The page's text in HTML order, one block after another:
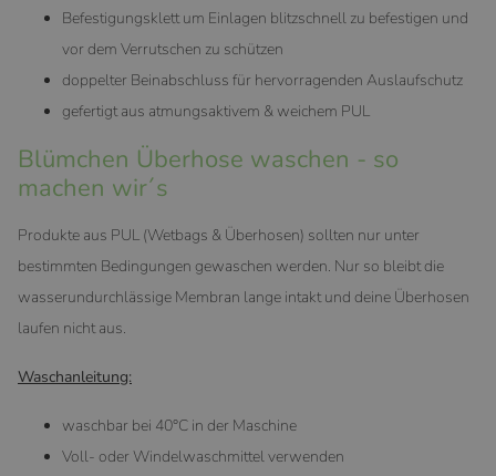
Befestigungsklett um Einlagen blitzschnell zu befestigen und
vor dem Verrutschen zu schützen
doppelter Beinabschluss für hervorragenden Auslaufschutz
gefertigt aus atmungsaktivem & weichem PUL
Blümchen Überhose waschen - so
machen wir´s
Produkte aus PUL (Wetbags & Überhosen) sollten nur unter
bestimmten Bedingungen gewaschen werden. Nur so bleibt die
wasserundurchlässige Membran lange intakt und deine Überhosen
laufen nicht aus.
Waschanleitung:
waschbar bei 40°C in der Maschine
Voll- oder Windelwaschmittel verwenden